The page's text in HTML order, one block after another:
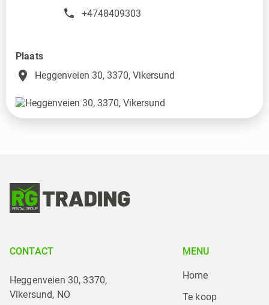
+4748409303
Plaats
place Heggenveien 30, 3370, Vikersund
CONTACT
Heggenveien 30, 3370,
Vikersund, NO
MENU
Home
Te koop